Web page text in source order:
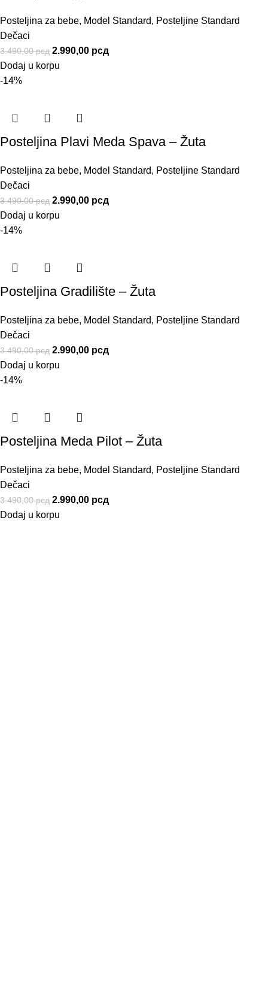
Posteljina za bebe, Model Standard, Posteljine Standard
Dečaci
3.490,00рсд 2.990,00 рсд
Dodaj u korpu
-14%
Posteljina Plavi Meda Spava – Žuta
Posteljina za bebe, Model Standard, Posteljine Standard
Dečaci
3.490,00рсд 2.990,00 рсд
Dodaj u korpu
-14%
Posteljina Gradilište – Žuta
Posteljina za bebe, Model Standard, Posteljine Standard
Dečaci
3.490,00рсд 2.990,00 рсд
Dodaj u korpu
-14%
Posteljina Meda Pilot – Žuta
Posteljina za bebe, Model Standard, Posteljine Standard
Dečaci
3.490,00рсд 2.990,00 рсд
Dodaj u korpu